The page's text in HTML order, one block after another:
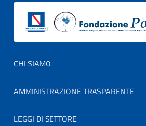
Footer menu
CHI SIAMO
AMMINISTRAZIONE TRASPARENTE
LEGGI DI SETTORE